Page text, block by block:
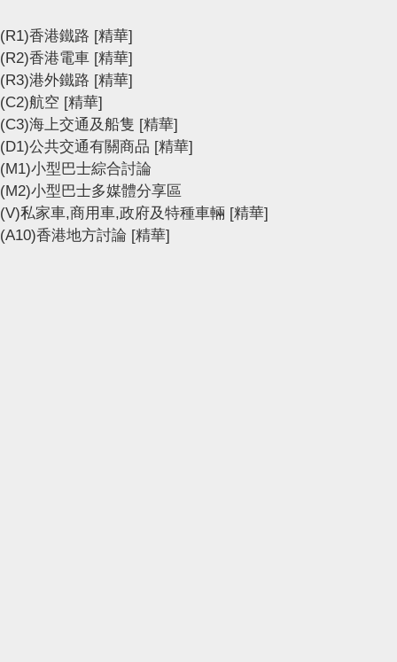
(R1)香港鐵路 [精華]
(R2)香港電車 [精華]
(R3)港外鐵路 [精華]
(C2)航空 [精華]
(C3)海上交通及船隻 [精華]
(D1)公共交通有關商品 [精華]
(M1)小型巴士綜合討論
(M2)小型巴士多媒體分享區
(V)私家車,商用車,政府及特種車輛 [精華]
(A10)香港地方討論 [精華]